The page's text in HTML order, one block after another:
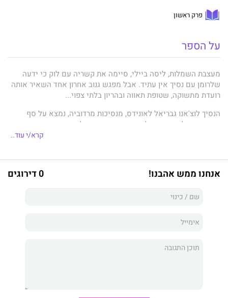
פרק ראשון
על הספר
מעצבת השמלות, ליסה ביילי, סיימה את קשריה עם לוק כי ידעה
שלרומן עם נסיך אין עתיד. אבל מפגש גנוב אחרון אחד השאיר אותה
רועדת מתשוקה, שטופת תאווה ובהריון בלתי צפוי...
הנסיך לוצ'אנו גבריאל לאונידס, מנסיכות מרדוביה, נמצא על סף
נישואים פוליטיים מושלמים כאשר הוא נתקל בכתבה שמציגה את
ליסה עם בטן הריונית! התינוק שלו. עם דם מלכותי. הוא בטוח בכך.
קרא/י עוד..
אנחנו ממש אהבנו! 0 דירוגים